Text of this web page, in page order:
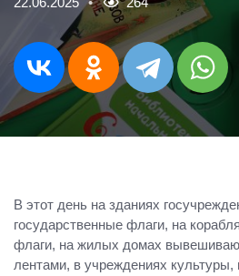
В этот день на зданиях
государственные флаги, на
флаги, на жилых домах
лентами, в учреждениях культуры,